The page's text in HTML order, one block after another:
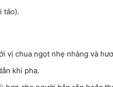
táo).
vị chua ngọt nhẹ nhàng và
khi pha.